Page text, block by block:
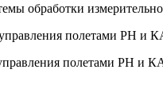
обработки
полетами РН и
полетами РН и КА